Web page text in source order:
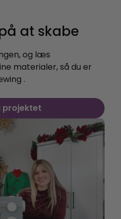
at skabe
og læs
materialer, så du er
.
projektet